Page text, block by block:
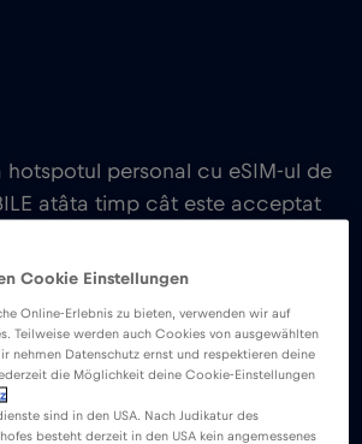
hotspotul personal cu eSIM-ul de
atâta timp cât este acceptat
hotspotul dispozitivului dvs.,
Cookie Einstellungen
Online-Erlebnis zu bieten, verwenden wir auf
Teilweise werden auch Cookies von ausgewählten
nehmen Datenschutz ernst und respektieren deine
die Möglichkeit deine Cookie-Einstellungen
sind in den USA. Nach Judikatur des
besteht derzeit in den USA kein angemessenes